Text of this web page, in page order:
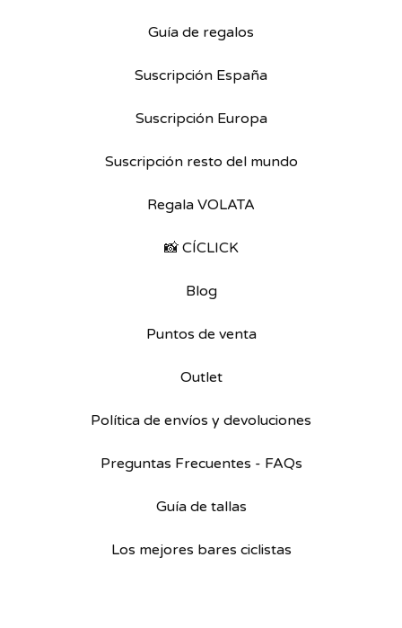
Guía de regalos
Suscripción España
Suscripción Europa
Suscripción resto del mundo
Regala VOLATA
📸 CÍCLICK
Blog
Puntos de venta
Outlet
Política de envíos y devoluciones
Preguntas Frecuentes - FAQs
Guía de tallas
Los mejores bares ciclistas